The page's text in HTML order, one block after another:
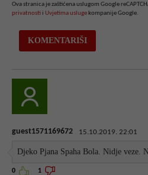
Ova stranica je zaštićena uslugom Google
privatnosti i Uvjetima usluge kompanije Google.
guest1571169672 15.10.2019. 22:01
Djeko Pjana Spaha Bola. Nidje veze.
0 1